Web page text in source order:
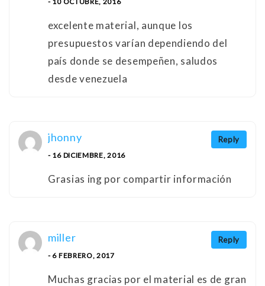
excelente material, aunque los
presupuestos varían dependiendo del
país donde se desempeñen, saludos
desde venezuela
Reply
jhonny
- 16 DICIEMBRE, 2016
Grasias ing por compartir información
Reply
miller
- 6 FEBRERO, 2017
Muchas gracias por el material es de gran